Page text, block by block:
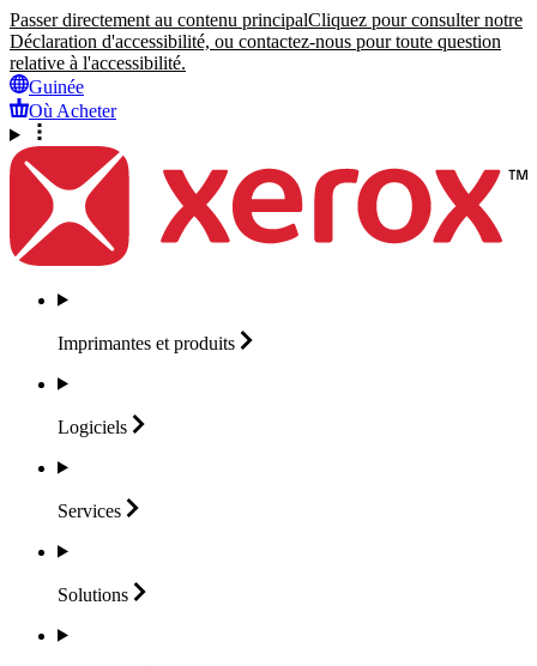
Passer directement au contenu principalCliquez pour consulter notre
Déclaration d'accessibilité, ou contactez-nous pour toute question
relative à l'accessibilité.
Guinée
Où Acheter
Imprimantes et produits
Logiciels
Services
Solutions